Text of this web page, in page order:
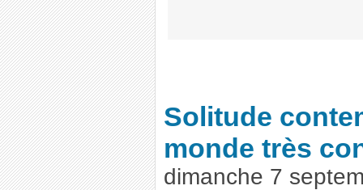
Solitude
monde très
dimanche 7